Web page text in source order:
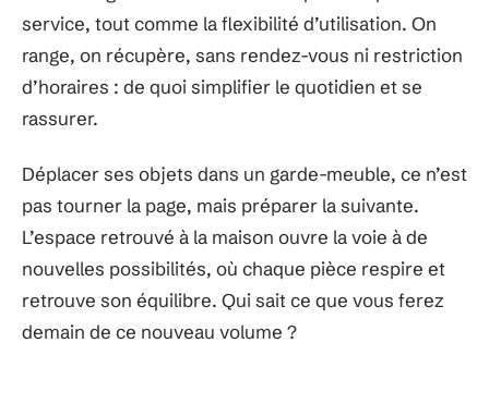
service, tout comme la flexibilité d’utilisation. On
range, on récupère, sans rendez-vous ni restriction
d’horaires : de quoi simplifier le quotidien et se
rassurer.
Déplacer ses objets dans un garde-meuble, ce n’est
pas tourner la page, mais préparer la suivante.
L’espace retrouvé à la maison ouvre la voie à de
nouvelles possibilités, où chaque pièce respire et
retrouve son équilibre. Qui sait ce que vous ferez
demain de ce nouveau volume ?